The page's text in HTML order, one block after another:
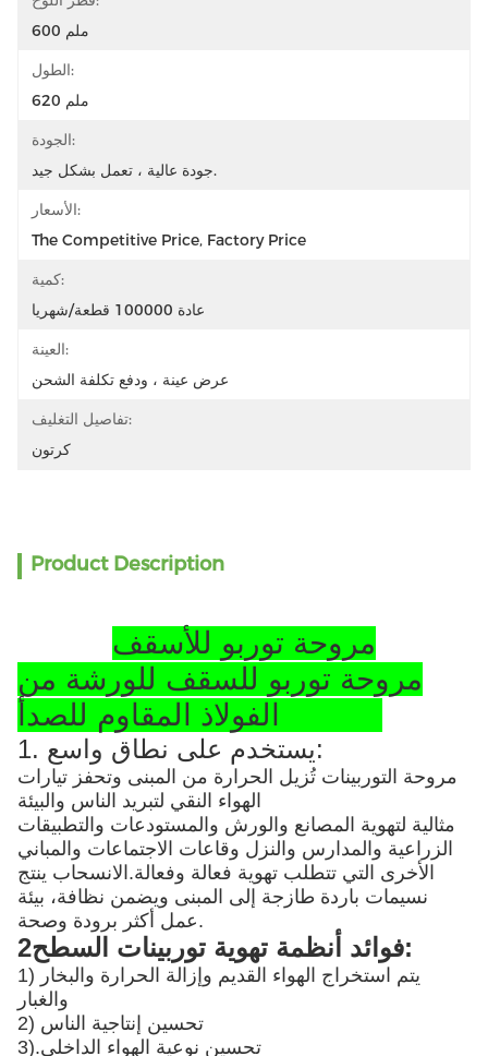
600 ملم
الطول:
620 ملم
الجودة:
جودة عالية ، تعمل بشكل جيد.
الأسعار:
The Competitive Price, Factory Price
كمية:
عادة 100000 قطعة/شهريا
العينة:
عرض عينة ، ودفع تكلفة الشحن
تفاصيل التغليف:
كرتون
Product Description
مروحة توربو للأسقف
مروحة توربو للسقف للورشة من
1. يستخدم على نطاق واسع:
مروحة التوربينات تُزيل الحرارة من المبنى وتحفز تيارات
الهواء النقي لتبريد الناس والبيئة
مثالية لتهوية المصانع والورش والمستودعات والتطبيقات
الزراعية والمدارس والنزل وقاعات الاجتماعات والمباني
الأخرى التي تتطلب تهوية فعالة وفعالة.الانسحاب ينتج
نسيمات باردة طازجة إلى المبنى ويضمن نظافة، بيئة
عمل أكثر برودة وصحة.
2فوائد أنظمة تهوية توربينات السطح:
1) يتم استخراج الهواء القديم وإزالة الحرارة والبخار
والغبار
2) تحسين إنتاجية الناس
3).تحسين نوعية الهواء الداخلي